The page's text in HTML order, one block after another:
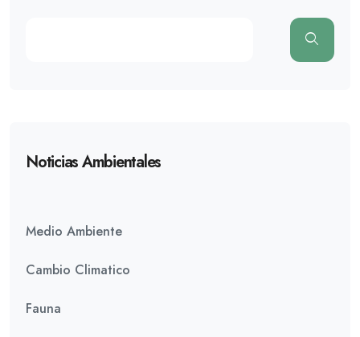
Noticias Ambientales
Medio Ambiente
Cambio Climatico
Fauna